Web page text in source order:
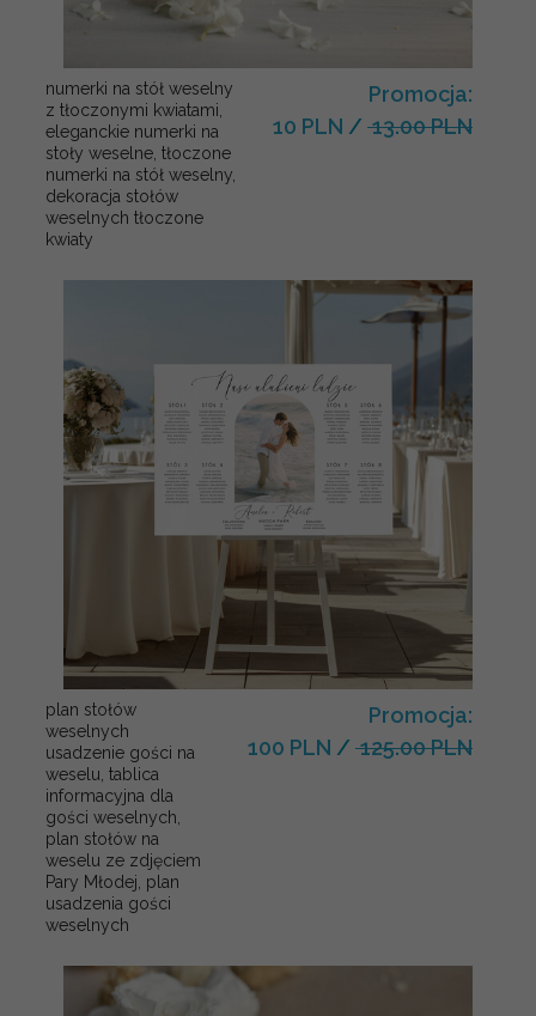
numerki na stół weselny
z tłoczonymi kwiatami,
eleganckie numerki na
stoły weselne, tłoczone
numerki na stół weselny,
dekoracja stołów
weselnych tłoczone
kwiaty
Promocja:
10 PLN / 13.00 PLN
plan stołów
weselnych
usadzenie gości na
weselu, tablica
informacyjna dla
gości weselnych,
plan stołów na
weselu ze zdjęciem
Pary Młodej, plan
usadzenia gości
weselnych
Promocja:
100 PLN / 125.00 PLN